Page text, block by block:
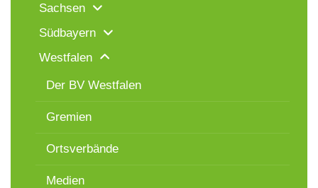
Sachsen
Südbayern
Westfalen
Der BV Westfalen
Gremien
Ortsverbände
Medien